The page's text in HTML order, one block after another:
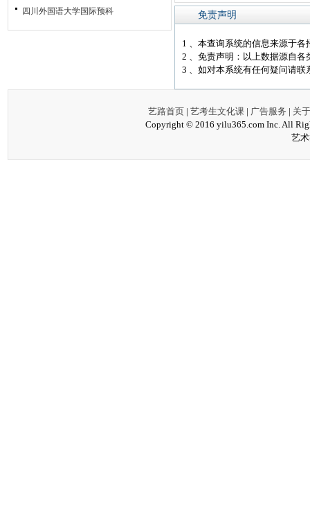
四川外国语大学国际预科
免责声明
1 、本查询系统的信息来源于
2 、免责声明：以上数据源自
3 、如对本系统有任何疑问请联
艺路首页 | 艺考生文化课 | 广告服务 | 关
Copyright © 2016 yilu365.com Inc. All
艺